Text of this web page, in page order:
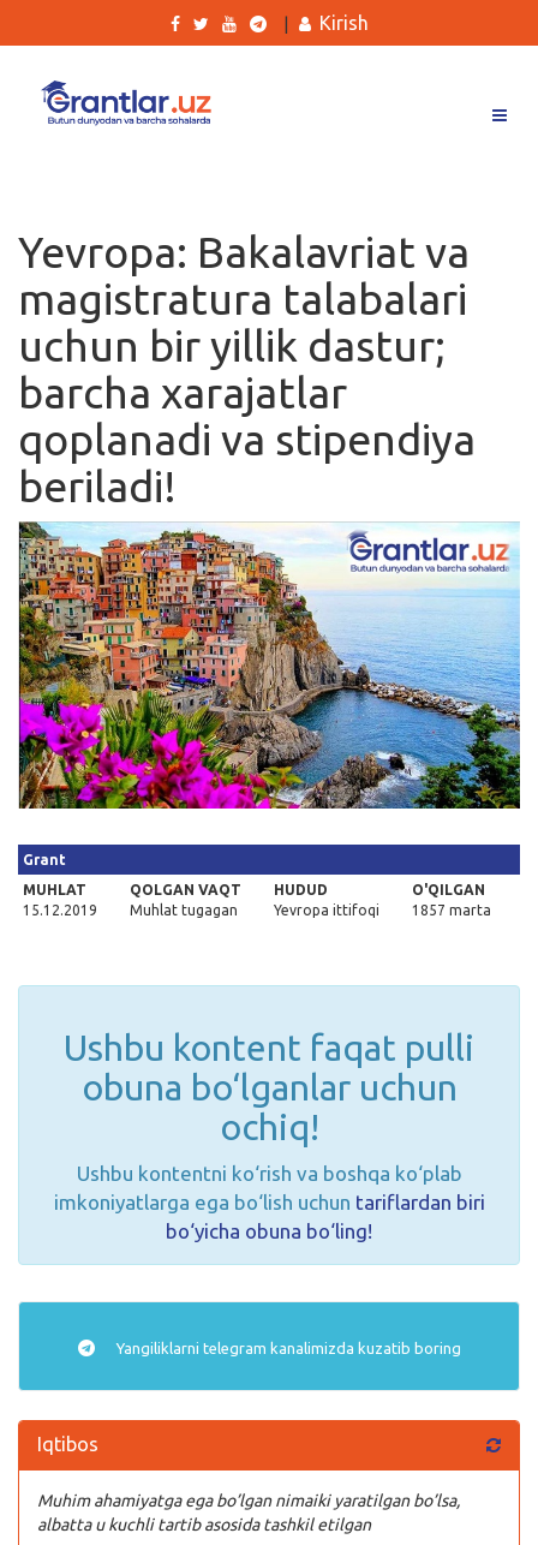
Ishlar
Kurslar
Blog
Yana
Qidirish
Kirish
Kirish
Yevropa: Bakalavriat va
magistratura talabalari
uchun bir yillik dastur;
barcha xarajatlar
qoplanadi va stipendiya
beriladi!
Grant
MUHLAT
15.12.2019
QOLGAN VAQT
Muhlat tugagan
HUDUD
Yevropa ittifoqi
O'QILGAN
1857 marta
Ushbu kontent faqat pulli
obuna bo‘lganlar uchun
ochiq!
Ushbu kontentni ko‘rish va boshqa ko‘plab
imkoniyatlarga ega bo‘lish uchun tariflardan biri
bo‘yicha obuna bo‘ling!
Yangiliklarni telegram kanalimizda kuzatib boring
Iqtibos
Muhim ahamiyatga ega bo’lgan nimaiki yaratilgan bo’lsa,
albatta u kuchli tartib asosida tashkil etilgan